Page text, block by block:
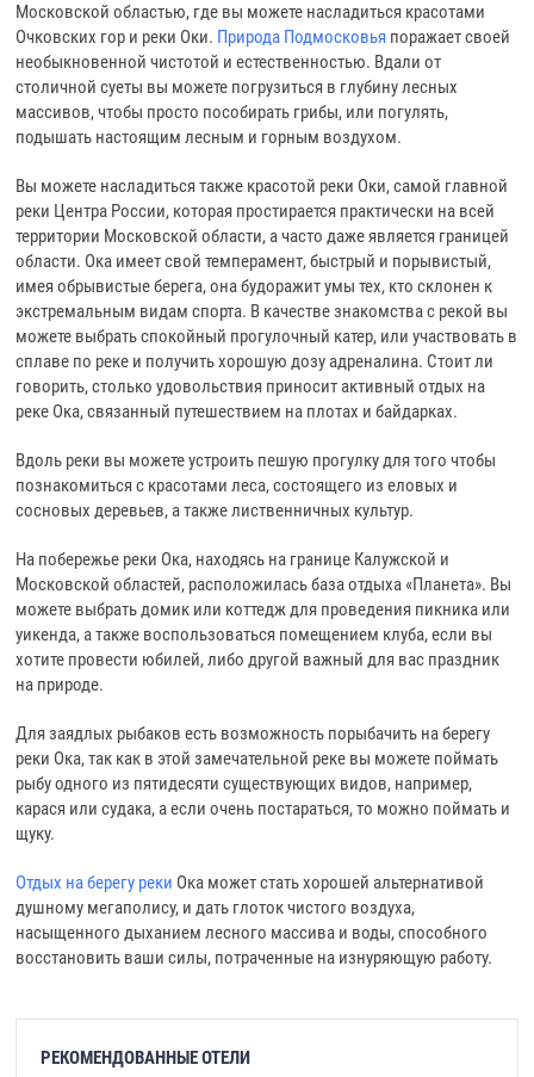
Московской областью, где вы можете насладиться красотами
Очковских гор и реки Оки. Природа Подмосковья поражает своей
необыкновенной чистотой и естественностью. Вдали от
столичной суеты вы можете погрузиться в глубину лесных
массивов, чтобы просто пособирать грибы, или погулять,
подышать настоящим лесным и горным воздухом.
Вы можете насладиться также красотой реки Оки, самой главной
реки Центра России, которая простирается практически на всей
территории Московской области, а часто даже является границей
области. Ока имеет свой темперамент, быстрый и порывистый,
имея обрывистые берега, она будоражит умы тех, кто склонен к
экстремальным видам спорта. В качестве знакомства с рекой вы
можете выбрать спокойный прогулочный катер, или участвовать в
сплаве по реке и получить хорошую дозу адреналина. Стоит ли
говорить, столько удовольствия приносит активный отдых на
реке Ока, связанный путешествием на плотах и байдарках.
Вдоль реки вы можете устроить пешую прогулку для того чтобы
познакомиться с красотами леса, состоящего из еловых и
сосновых деревьев, а также лиственничных культур.
На побережье реки Ока, находясь на границе Калужской и
Московской областей, расположилась база отдыха «Планета». Вы
можете выбрать домик или коттедж для проведения пикника или
уикенда, а также воспользоваться помещением клуба, если вы
хотите провести юбилей, либо другой важный для вас праздник
на природе.
Для заядлых рыбаков есть возможность порыбачить на берегу
реки Ока, так как в этой замечательной реке вы можете поймать
рыбу одного из пятидесяти существующих видов, например,
карася или судака, а если очень постараться, то можно поймать и
щуку.
Отдых на берегу реки Ока может стать хорошей альтернативой
душному мегаполису, и дать глоток чистого воздуха,
насыщенного дыханием лесного массива и воды, способного
восстановить ваши силы, потраченные на изнуряющую работу.
РЕКОМЕНДОВАННЫЕ ОТЕЛИ